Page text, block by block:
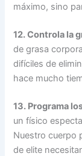
máximo, sino
12. Controla la
de grasa
difíciles de
hace mucho
13. Programa
un físico
Nuestro cuerpo
de elite